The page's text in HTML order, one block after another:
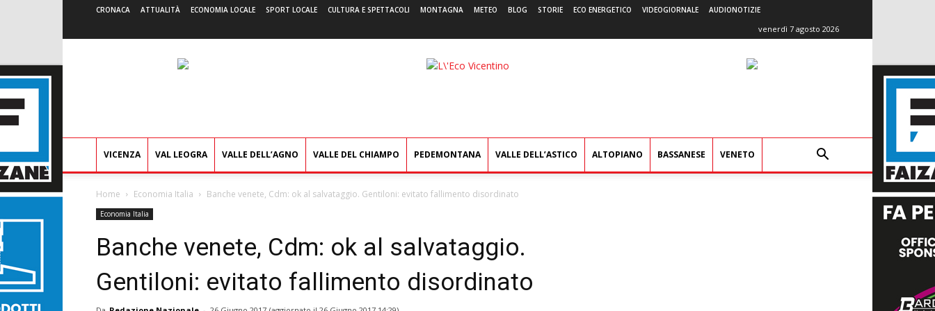
CRONACA ATTUALITÀ ECONOMIA LOCALE SPORT LOCALE CULTURA E SPETTACOLI MONTAGNA METEO BLOG STORIE ECO ENERGETICO VIDEOGIORNALE AUDIONOTIZIE
venerdì 7 agosto 2026
L'Eco
VICENZA VAL LEOGRA VALLE DELL’AGNO VALLE DEL CHIAMPO PEDEMONTANA VALLE DELL’ASTICO ALTOPIANO BASSANESE VENETO
Home Economia Italia Banche venete, Cdm: ok al salvataggio. Gentiloni: evitato fallimento disordinato
Economia Italia
Banche venete, Cdm: ok al salvataggio.
Gentiloni: evitato fallimento disordinato